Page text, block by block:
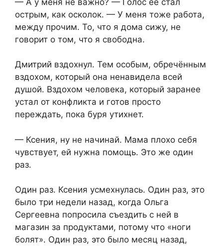
острым, как осколок. — У меня тоже работа,
между прочим. То, что я дома сижу, не
говорит о том, что я свободна.
Дмитрий вздохнул. Тем особым, обречённым
вздохом, который она ненавидела всей
душой. Вздохом человека, который заранее
устал от конфликта и готов просто
переждать, пока буря утихнет.
— Ксения, ну не начинай. Мама плохо себя
чувствует, ей нужна помощь. Это же один
раз.
Один раз. Ксения усмехнулась. Один раз, это
было три недели назад, когда Ольга
Сергеевна попросила съездить с ней в
магазин за продуктами, потому что «ноги
болят». Один раз, это было месяц назад,